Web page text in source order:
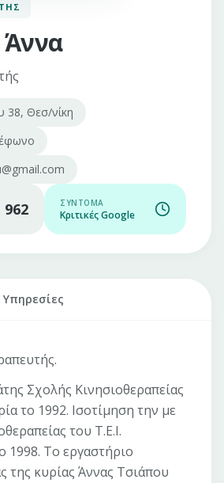
38, Θεσ/νίκη
962 ΣΎΝΤΟΜΑ
Κριτικές Google
Υπηρεσίες
Σχολής Κινησιοθεραπείας
το 1992. Ισοτίμηση την με
του Τ.Ε.Ι.
1998. Το εργαστήριο
της κυρίας Άννας Τσιάπου